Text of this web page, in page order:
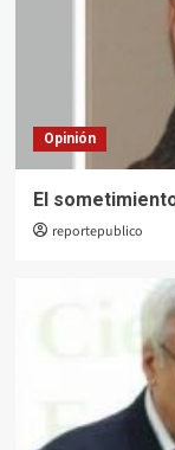
Opinión
El
reportepublico